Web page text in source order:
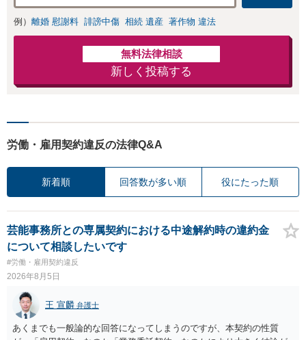
例） 離婚 慰謝料 誹謗中傷 相続 遺産 著作物 違法
無料法律相談
新しく投稿する
労働・雇用契約違反の法律Q&A
新着順 回答数が多い順 役にたった順
芸能事務所との専属契約における中途解約時の違約金
について相談したいです
#労働・雇用契約違反
2026年8月5日
王 宣麟 弁護士
あくまでも一般論的な回答になってしまうのですが、本契約の性質